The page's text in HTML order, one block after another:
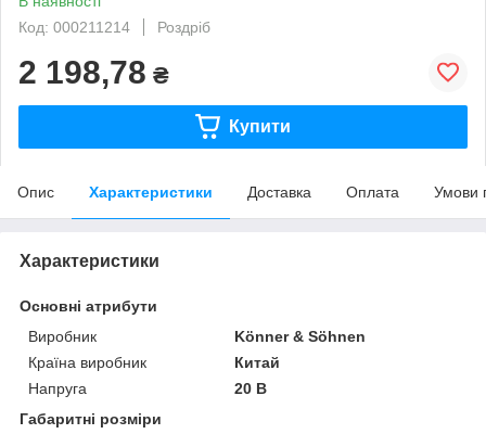
Код: 000211214
Роздріб
2 198,78 ₴
Купити
Опис Характеристики Доставка Оплата Умови
Характеристики
Основні атрибути
Виробник
Könner & Söhnen
Країна виробник
Китай
Напруга
20 В
Габаритні розміри